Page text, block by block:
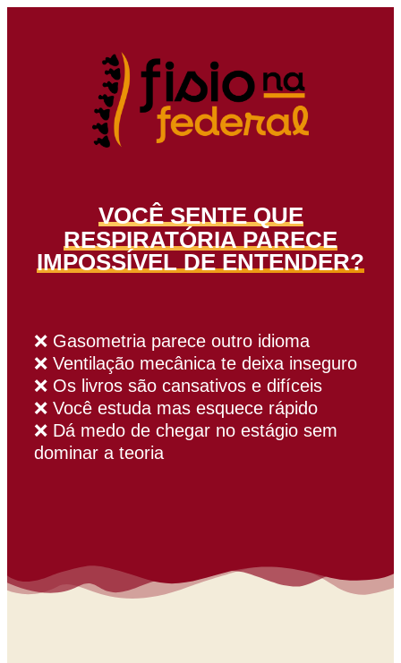
VOCÊ SENTE QUE
RESPIRATÓRIA PARECE
IMPOSSÍVEL DE ENTENDER?
❌ Gasometria parece outro idioma
❌ Ventilação mecânica te deixa inseguro
❌ Os livros são cansativos e difíceis
❌ Você estuda mas esquece rápido
❌ Dá medo de chegar no estágio sem
dominar a teoria